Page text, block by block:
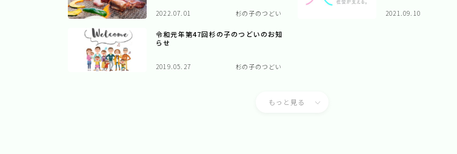
2022.07.01 杉の子のつどい 2021.09.10
令和元年第47回杉の子のつどいのお知
らせ
2019.05.27 杉の子のつどい
もっと見る